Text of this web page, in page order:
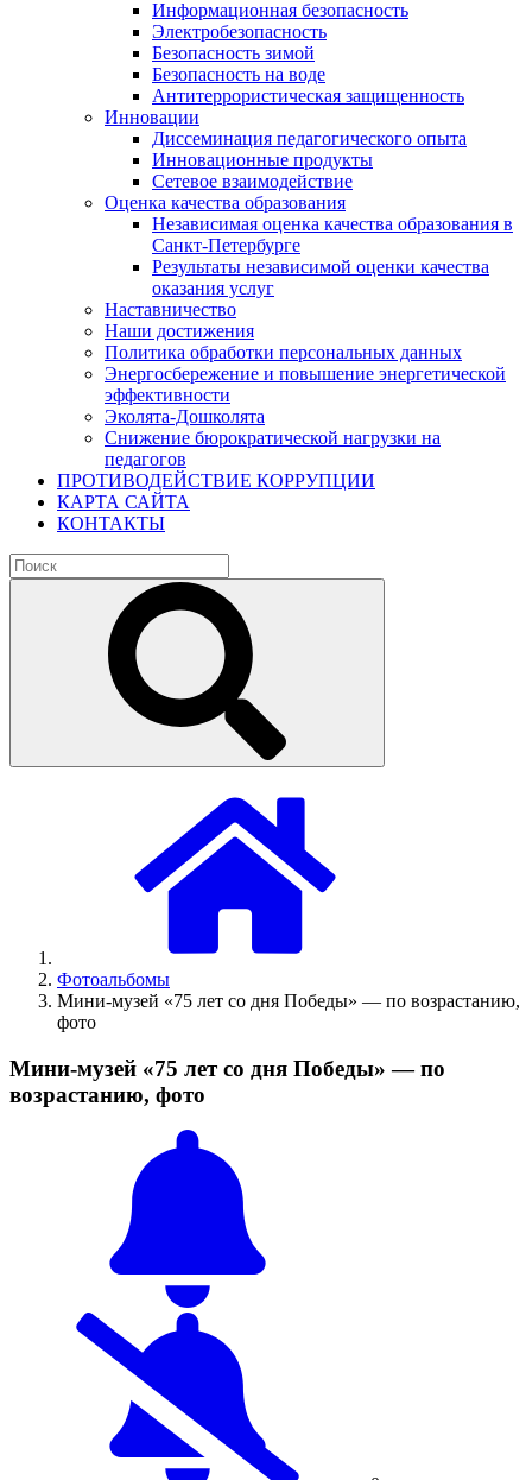
Информационная безопасность
Электробезопасность
Безопасность зимой
Безопасность на воде
Антитеррористическая защищенность
Инновации
Диссеминация педагогического опыта
Инновационные продукты
Сетевое взаимодействие
Оценка качества образования
Независимая оценка качества образования в
Санкт-Петербурге
Результаты независимой оценки качества
оказания услуг
Наставничество
Наши достижения
Политика обработки персональных данных
Энергосбережение и повышение энергетической
эффективности
Эколята-Дошколята
Снижение бюрократической нагрузки на
педагогов
ПРОТИВОДЕЙСТВИЕ КОРРУПЦИИ
КАРТА САЙТА
КОНТАКТЫ
Фотоальбомы
Мини-музей «75 лет со дня Победы» — по возрастанию,
фото
Мини-музей «75 лет со дня Победы» — по
возрастанию, фото